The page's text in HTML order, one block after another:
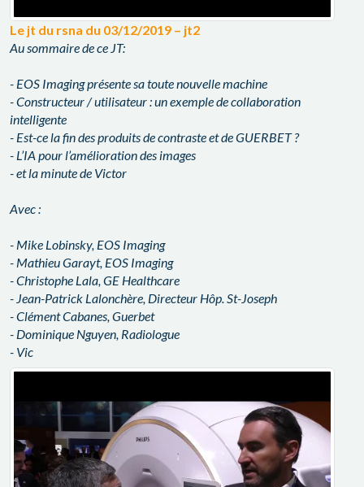
Le jt du rsna du 03/12/2019 – jt2
Au sommaire de ce JT:
- EOS Imaging présente sa toute nouvelle machine
- Constructeur / utilisateur : un exemple de collaboration
intelligente
- Est-ce la fin des produits de contraste et de GUERBET ?
- L’IA pour l’amélioration des images
- et la minute de Victor
Avec :
- Mike Lobinsky, EOS Imaging
- Mathieu Garayt, EOS Imaging
- Christophe Lala, GE Healthcare
- Jean-Patrick Lalonchère, Directeur Hôp. St-Joseph
- Clément Cabanes, Guerbet
- Dominique Nguyen, Radiologue
- Vic